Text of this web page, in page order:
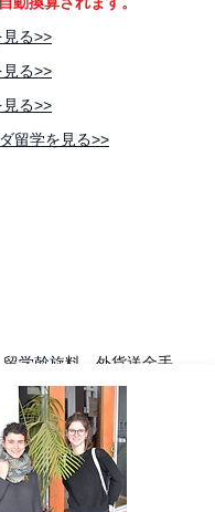
る>>
る>>
る>>
留学を見る>>
学斡旋料、外貨送金手
る健康保険料は
内いたします。